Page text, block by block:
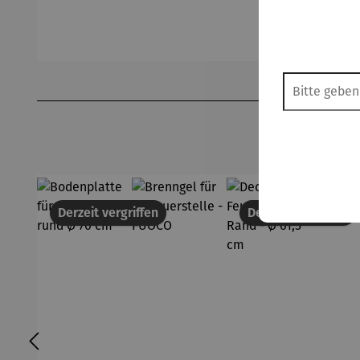
Derzeit vergriffen Derzeit vergriffen